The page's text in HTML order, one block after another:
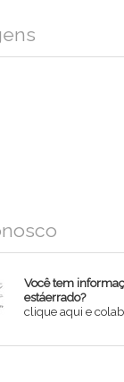
Você tem
estáerrado?
clique aqui e